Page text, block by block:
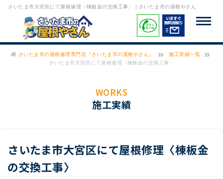
さいたま市大宮区にて屋根修理〈棟板金の交換工事〉 | さいたま市の屋根やさん
さいたま市の屋根修理専門店『さいたま市の屋根やさん』
施工実績一覧
さいたま市大宮区にて屋根修理〈棟板金の交換工事〉
WORKS
施工実績
さいたま市大宮区にて屋根修理〈棟板金
の交換工事〉